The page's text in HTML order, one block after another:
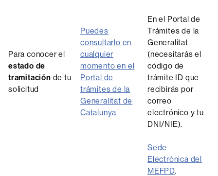
Para conocer el
estado de
tramitación de tu
solicitud
Puedes
consultarlo en
cualquier
momento en el
Portal de
trámites de la
Generalitat de
Catalunya
En el Portal de
Trámites de la
Generalitat
(necesitarás el
código de
trámite ID que
recibirás por
correo
electrónico y tu
DNI/NIE).
Sede
Electrónica del
MEFPD.